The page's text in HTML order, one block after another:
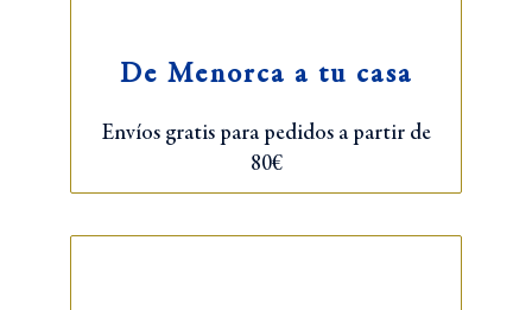
De Menorca a tu casa
Envíos gratis para pedidos a partir de
80€